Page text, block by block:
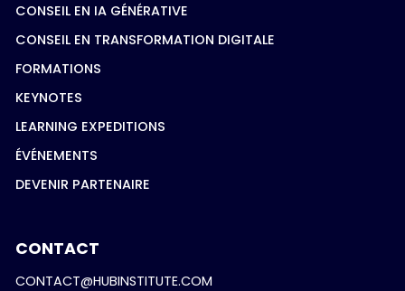
CONSEIL EN IA GÉNÉRATIVE
CONSEIL EN TRANSFORMATION DIGITALE
FORMATIONS
KEYNOTES
LEARNING EXPEDITIONS
ÉVÉNEMENTS
DEVENIR PARTENAIRE
CONTACT
CONTACT@HUBINSTITUTE.COM